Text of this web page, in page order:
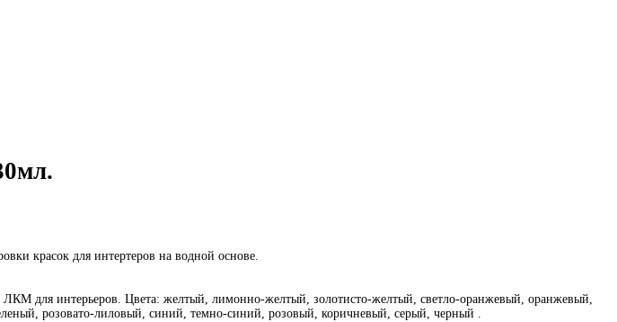
красок для интертеров на водной основе.
для интерьеров. Цвета: желтый, лимонно-желтый, золотисто-желтый, светло-оранжевый, оранжевый,
розовато-лиловый, синий, темно-синий, розовый, коричневый, серый, черный .